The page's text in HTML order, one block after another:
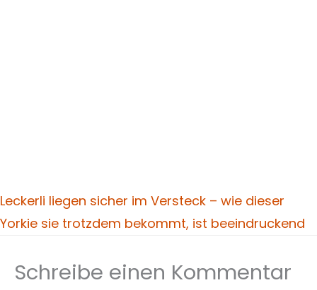
Leckerli liegen sicher im Versteck – wie dieser
Yorkie sie trotzdem bekommt, ist beeindruckend
Schreibe einen Kommentar